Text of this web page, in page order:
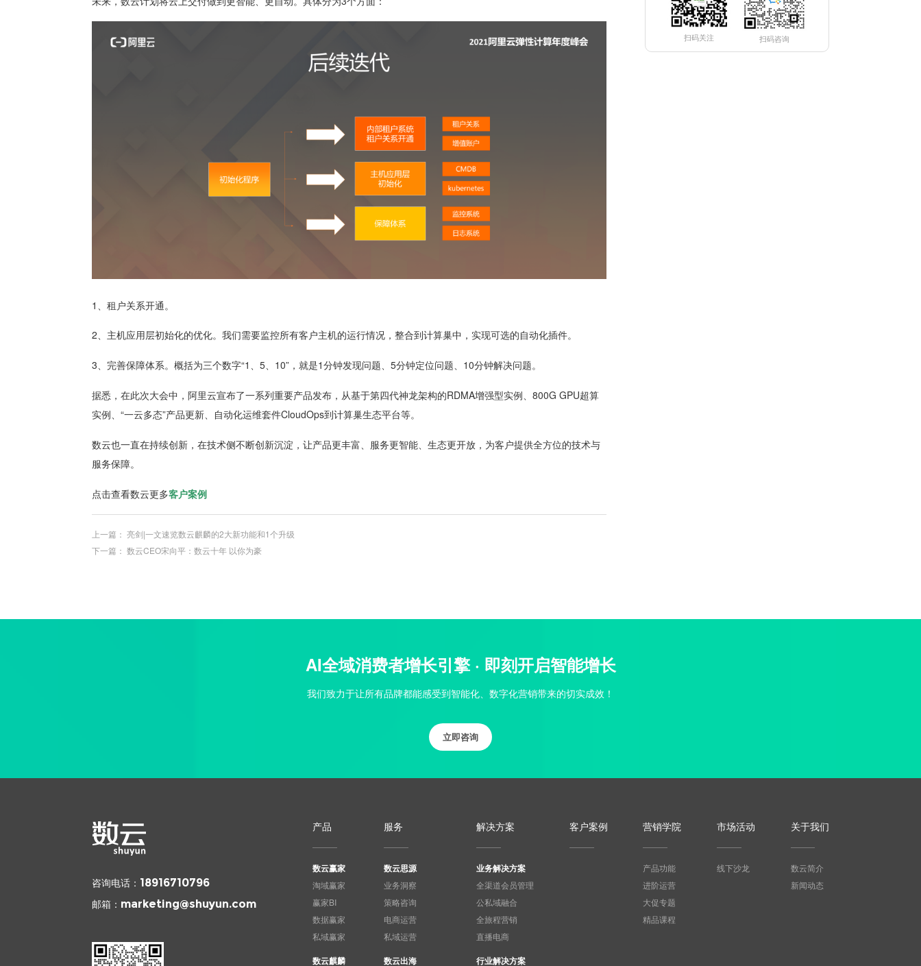
1、租户关系开通。
2、主机应用层初始化的优化。我们需要监控所有客户主机的运行情况，整合到计算巢中，实现可选的自动化插件。
3、完善保障体系。概括为三个数字“1、5、10”，就是1分钟发现问题、5分钟定位问题、10分钟解决问题。
据悉，在此次大会中，阿里云宣布了一系列重要产品发布，从基于第四代神龙架构的RDMA增强型实例、800G GPU超算
实例、“一云多态”产品更新、自动化运维套件CloudOps到计算巢生态平台等。
数云也一直在持续创新，在技术侧不断创新沉淀，让产品更丰富、服务更智能、生态更开放，为客户提供全方位的技术与
服务保障。
点击查看数云更多客户案例
上一篇：亮剑|一文速览数云麒麟的2大新功能和1个升级
下一篇：数云CEO宋向平：数云十年 以你为豪
扫码关注 扫码咨询
AI全域消费者增长引擎 · 即刻开启智能增长
我们致力于让所有品牌都能感受到智能化、数字化营销带来的切实成效！
立即咨询
咨询电话： 18916710796
邮箱： marketing@shuyun.com
产品
数云赢家
淘域赢家
赢家BI
数据赢家
私域赢家
数云麒麟
服务
数云思源
业务洞察
策略咨询
电商运营
私域运营
数云出海
解决方案
业务解决方案
全渠道会员管理
公私域融合
全旅程营销
直播电商
行业解决方案
客户案例 营销学院
产品功能
进阶运营
大促专题
精品课程
市场活动
线下沙龙
关于我们
数云简介
新闻动态